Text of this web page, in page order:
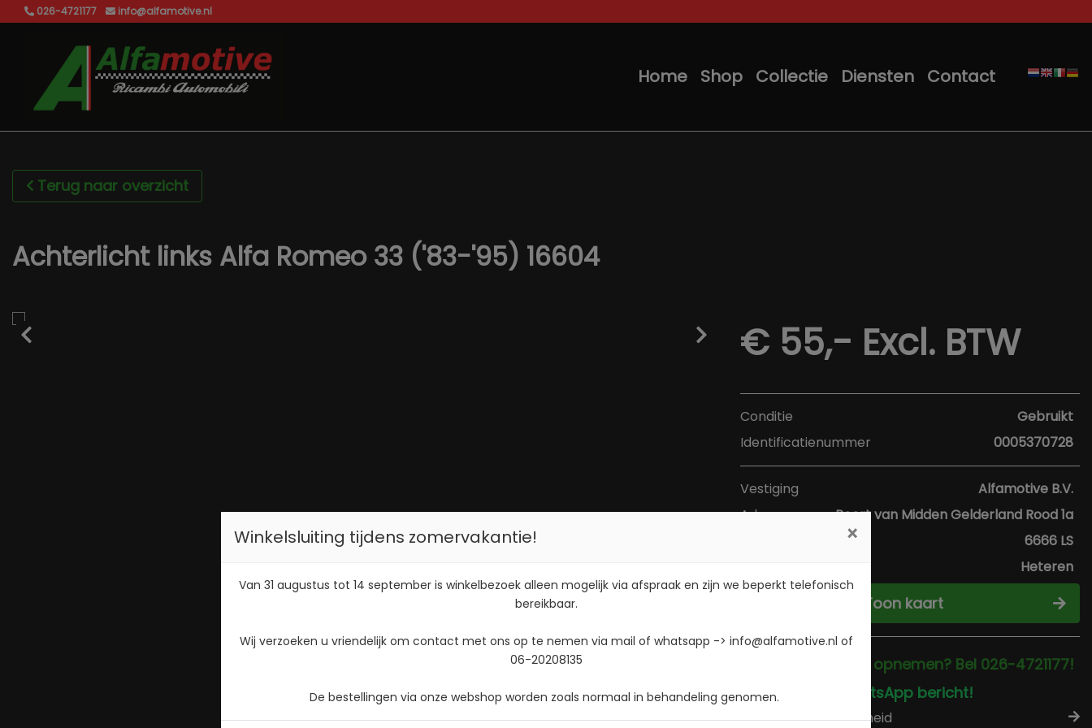
026-4721177 info@alfamotive.nl
Home Shop Collectie Diensten Contact
Terug naar overzicht
Achterlicht links Alfa Romeo 33 ('83-'95) 16604
€ 55,- Excl. BTW
Conditie
Gebruikt
Identificatienummer
0005370728
Vestiging
Alfamotive B.V.
Adres
Poort van Midden Gelderland Rood 1a
6666 LS
Heteren
Toon kaart
Direct contact opnemen? Bel 026-4721177!
Stuur een WhatsApp bericht!
Check beschikbaarheid
Winkelsluiting tijdens zomervakantie! ×
Van 31 augustus tot 14 september is winkelbezoek alleen mogelijk via afspraak en zijn we beperkt telefonisch
bereikbaar.
Wij verzoeken u vriendelijk om contact met ons op te nemen via mail of whatsapp -> info@alfamotive.nl of
06-20208135
De bestellingen via onze webshop worden zoals normaal in behandeling genomen.